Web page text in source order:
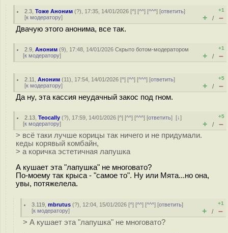
2.3 ,Тоже Аноним (?), 17:35, 14/01/2026 [^] [^^] [^^^] [ответить]
[к модератору]
+1
+ / –
Двачую этого анонима, все так.
2.9 ,Аноним (9), 17:48, 14/01/2026Скрыто ботом-модератором
[к модератору]
+1
+ / –
2.11 ,Аноним (11), 17:54, 14/01/2026 [^] [^^] [^^^] [ответить]
[к модератору]
+5
+ / –
Да ну, эта кассия неудачный закос под гном.
2.13 ,Teocally (?), 17:59, 14/01/2026 [^] [^^] [^^^] [ответить][↓]
[к модератору]
+5
+ / –
> всё таки лучше корицы так ничего и не придумали.
кеды корявый комбайн,
> а коричка эстетичная лапушка
А кушает эта "лапушка" не многовато?
По-моему так крыса - "самое то". Ну или Мята...но она,
увы, потяжелела.
3.119 ,mbrutus (?), 12:04, 15/01/2026 [^] [^^] [^^^] [ответить]
[к модератору]
+1
+ / –
> А кушает эта "лапушка" не многовато?